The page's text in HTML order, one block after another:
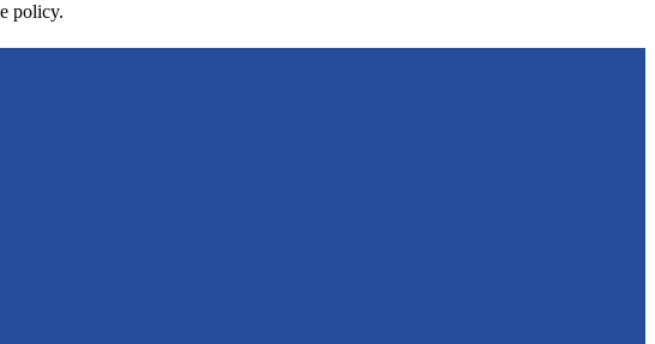
policy.